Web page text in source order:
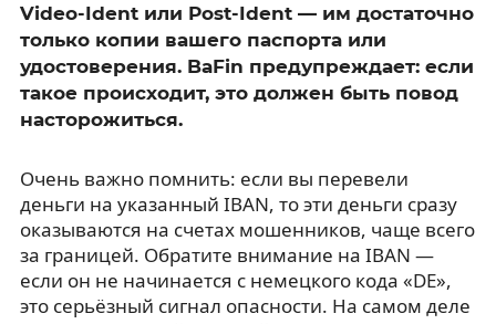
Video-Ident или Post-Ident — им достаточно
только копии вашего паспорта или
удостоверения. BaFin предупреждает: если
такое происходит, это должен быть повод
насторожиться.
Очень важно помнить: если вы перевели
деньги на указанный IBAN, то эти деньги сразу
оказываются на счетах мошенников, чаще всего
за границей. Обратите внимание на IBAN —
если он не начинается с немецкого кода «DE»,
это серьёзный сигнал опасности. На самом деле